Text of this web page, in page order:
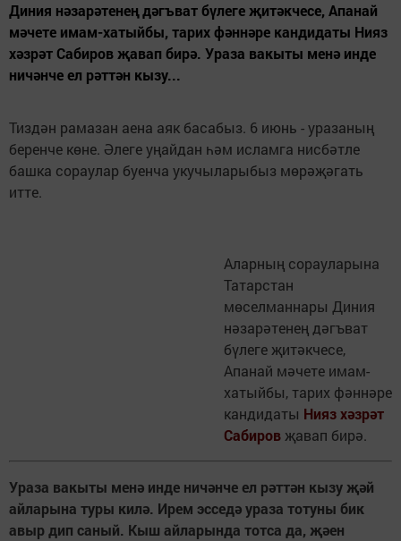
Диния нәзарәтенең дәгъват бүлеге җитәкчесе, Апанай
мәчете имам-хатыйбы, тарих фәннәре кандидаты Нияз
хәзрәт Сабиров җавап бирә. Ураза вакыты менә инде
ничәнче ел рәттән кызу...
Тиздән рамазан аена аяк басабыз. 6 июнь - уразаның
беренче көне. Әлеге уңайдан һәм исламга нисбәтле
башка сораулар буенча укучыларыбыз мөрәҗәгать
итте.
Аларның сорауларына
Татарстан
мөселманнары Диния
нәзарәтенең дәгъват
бүлеге җитәкчесе,
Апанай мәчете имам-
хатыйбы, тарих фәннәре
кандидаты Нияз хәзрәт
Сабировҗавап бирә.
Ураза вакыты менә инде ничәнче ел рәттән кызу җәй
айларына туры килә. Ирем эсседә ураза тотуны бик
авыр дип саный. Кыш айларында тотса да, җәен